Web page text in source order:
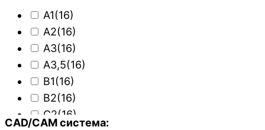
A1(16)
A2(16)
A3(16)
A3,5(16)
B1(16)
B2(16)
C2(16)
CAD/CAM система: